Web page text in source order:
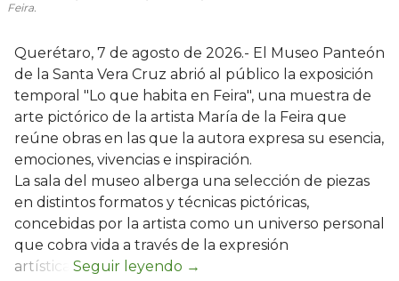
Feira.
Querétaro, 7 de agosto de 2026.- El Museo Panteón
de la Santa Vera Cruz abrió al público la exposición
temporal "Lo que habita en Feira", una muestra de
arte pictórico de la artista María de la Feira que
reúne obras en las que la autora expresa su esencia,
emociones, vivencias e inspiración.
La sala del museo alberga una selección de piezas
en distintos formatos y técnicas pictóricas,
concebidas por la artista como un universo personal
que cobra vida a través de la expresión
artística.